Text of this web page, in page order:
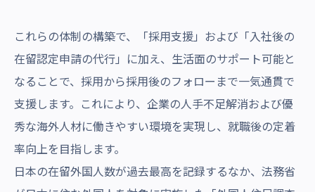
これらの体制の構築で、「採用支援」および「入社後の
在留認定申請の代行」に加え、生活面のサポート可能と
なることで、採用から採用後のフォローまで一気通貫で
支援します。これにより、企業の人手不足解消および優
秀な海外人材に働きやすい環境を実現し、就職後の定着
率向上を目指します。
日本の在留外国人数が過去最高を記録するなか、法務省